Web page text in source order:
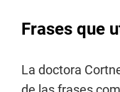
Frases que
La doctora